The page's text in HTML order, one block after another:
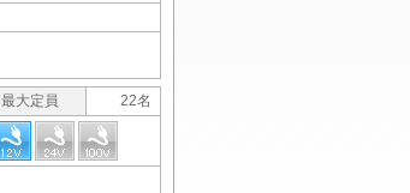
最大定員
22名